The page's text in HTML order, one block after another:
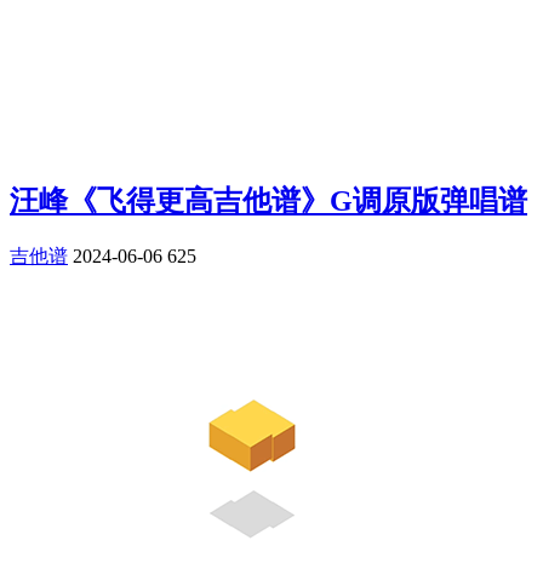
汪峰《飞得更高吉他谱》G调原版弹唱谱
吉他谱 2024-06-06 625